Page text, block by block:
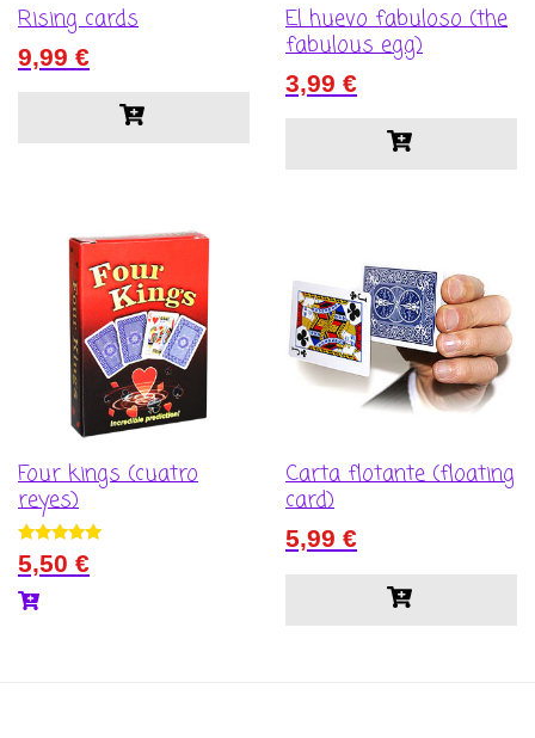
Rising cards
9,99 €
El huevo fabuloso (the
fabulous egg)
3,99 €
Four kings (cuatro
reyes)
Valorado con
5.00
5,50 €
Carta flotante (floating
card)
5,99 €